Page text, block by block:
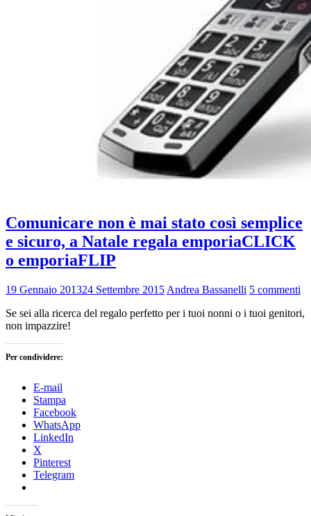
Comunicare non è mai stato così semplice
e sicuro, a Natale regala emporiaCLICK
o emporiaFLIP
19 Gennaio 201324 Settembre 2015 Andrea Bassanelli 5 commenti
Se sei alla ricerca del regalo perfetto per i tuoi nonni o i tuoi genitori,
non impazzire!
Per condividere:
E-mail
Stampa
Facebook
WhatsApp
LinkedIn
X
Pinterest
Telegram